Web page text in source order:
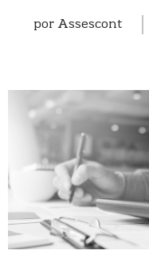
por Assescont